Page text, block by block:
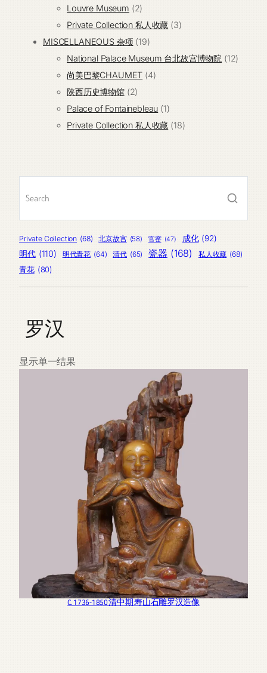
产
品
个
产
品
Louvre Museum 22
个
产
品
Private Collection 私人收藏 33
产
MISCELLANEOUS 杂项 1919
个
产
National Palace Museum 台北故宫博物院 1212
尚美巴黎CHAUMET 44
产
品
陕西历史博物馆 22
个
产
Palace of Fontainebleau 11
个
Private Collection 私人收藏 1818
品
Private Collection (68) 北京故宫 (58) 官窑 (47) 成化 (92)
明代 (110) 明代青花 (64) 清代 (65) 瓷器 (168) 私人收藏 (68)
青花 (80)
罗汉
显示单一结果
C. 1736-1850 清中期 寿山石雕罗汉造像